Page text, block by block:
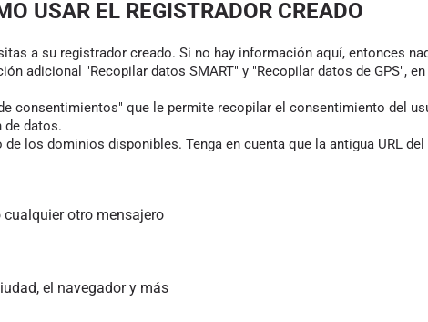
USAR EL REGISTRADOR CREADO
a su registrador creado. Si no hay información aquí, entonces
adicional "Recopilar datos SMART" y "Recopilar datos de GPS",
consentimientos" que le permite recopilar el consentimiento del
de datos.
los dominios disponibles. Tenga en cuenta que la antigua URL
cualquier otro mensajero
el navegador y más